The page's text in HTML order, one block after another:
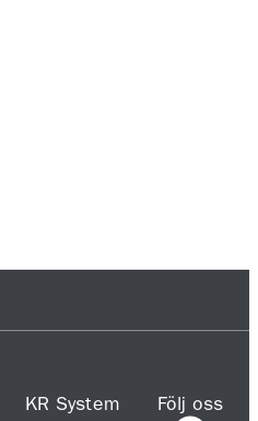
KR System Följ oss